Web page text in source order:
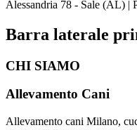
Alessandria 78 - Sale (AL) |
Barra laterale
CHI SIAMO
Allevamento Cani
Allevamento cani Milano,